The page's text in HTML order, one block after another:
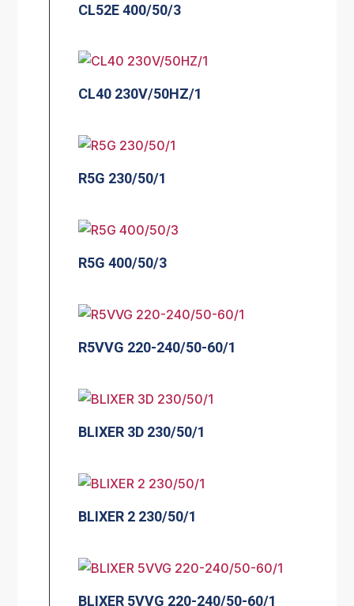
CL52E 400/50/3
CL40 230V/50HZ/1
R5G 230/50/1
R5G 400/50/3
R5VVG 220-240/50-60/1
BLIXER 3D 230/50/1
BLIXER 2 230/50/1
BLIXER 5VVG 220-240/50-60/1